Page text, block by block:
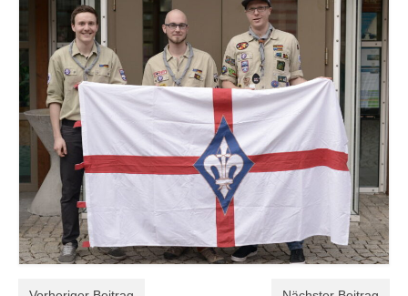
Leitungsteam
ISK
DPSG
KONTAKT
IMPRESSUM